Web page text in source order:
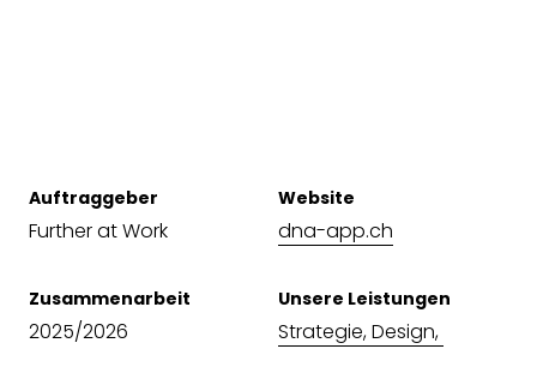
Auftraggeber
Further at Work
Zusammenarbeit
2025/2026
Website
dna-app.ch
Unsere Leistungen
Strategie,Design,